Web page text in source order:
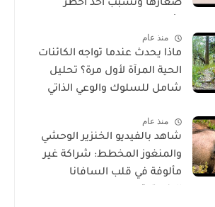
صغارها وتسبب أحد أخطر
منذ عام
ماذا يحدث عندما تواجه الكائنات
الحية المرآة لأول مرة؟ تحليل
شامل للسلوك والوعي الذاتي
منذ عام
شاهد بالفيديو الخنزير الوحشي
والمنغوز المخطط: شراكة غير
مألوفة في قلب السافانا